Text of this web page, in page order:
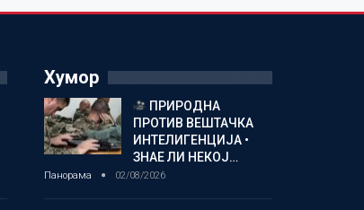
Хумор
ПРИРОДНА
ПРОТИВ ВЕШТАЧКА
ИНТЕЛИГЕНЦИЈА •
ЗНАЕ ЛИ НЕКОЈ…
Панорама 02/08/2026